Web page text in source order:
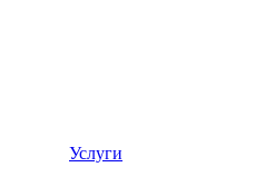
Услуги